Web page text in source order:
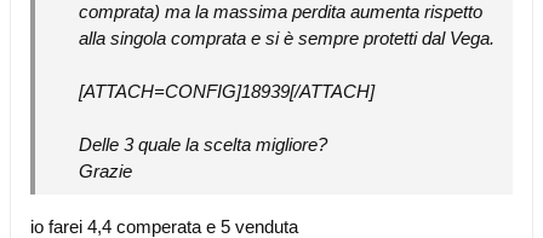
comprata) ma la massima perdita aumenta rispetto
alla singola comprata e si è sempre protetti dal Vega.
[ATTACH=CONFIG]18939[/ATTACH]
Delle 3 quale la scelta migliore?
Grazie
io farei 4,4 comperata e 5 venduta